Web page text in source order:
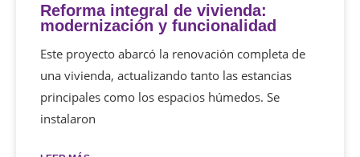
Reforma integral de vivienda:
modernización y funcionalidad
Este proyecto abarcó la renovación completa de
una vivienda, actualizando tanto las estancias
principales como los espacios húmedos. Se
instalaron